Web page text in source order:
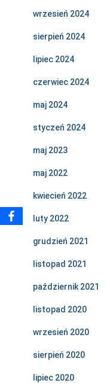
wrzesień 2024
sierpień 2024
lipiec 2024
czerwiec 2024
maj 2024
styczeń 2024
maj 2023
maj 2022
kwiecień 2022
luty 2022
grudzień 2021
listopad 2021
październik 2021
listopad 2020
wrzesień 2020
sierpień 2020
lipiec 2020